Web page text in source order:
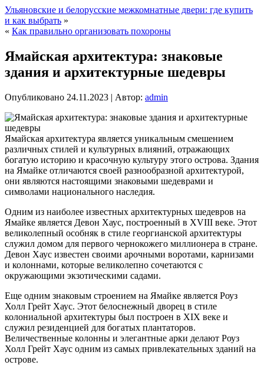
Ульяновские и белорусские межкомнатные двери: где купить
и как выбрать »
« Как правильно организовать похороны
Ямайская архитектура: знаковые
здания и архитектурные шедевры
Опубликовано 24.11.2023 | Автор: admin
Ямайская архитектура является уникальным смешением
различных стилей и культурных влияний, отражающих
богатую историю и красочную культуру этого острова. Здания
на Ямайке отличаются своей разнообразной архитектурой,
они являются настоящими знаковыми шедеврами и
символами национального наследия.
Одним из наиболее известных архитектурных шедевров на
Ямайке является Девон Хаус, построенный в XVIII веке. Этот
великолепный особняк в стиле георгианской архитектуры
служил домом для первого чернокожего миллионера в стране.
Девон Хаус известен своими арочными воротами, карнизами
и колоннами, которые великолепно сочетаются с
окружающими экзотическими садами.
Еще одним знаковым строением на Ямайке является Роуз
Холл Грейт Хаус. Этот белоснежный дворец в стиле
колониальной архитектуры был построен в XIX веке и
служил резиденцией для богатых плантаторов.
Величественные колонны и элегантные арки делают Роуз
Холл Грейт Хаус одним из самых привлекательных зданий на
острове.